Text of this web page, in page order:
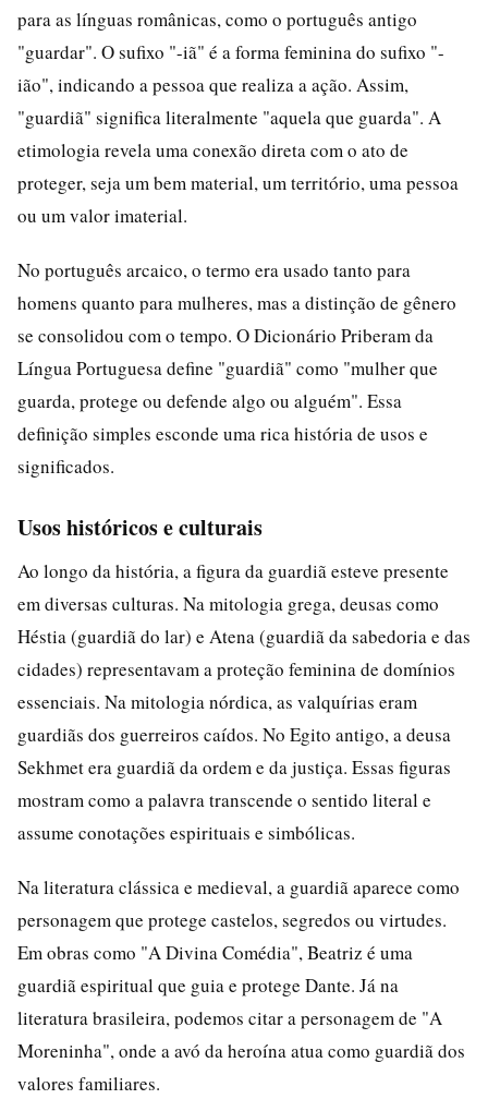
para as línguas românicas, como o português antigo
"guardar". O sufixo "-iã" é a forma feminina do sufixo "-
ião", indicando a pessoa que realiza a ação. Assim,
"guardiã" significa literalmente "aquela que guarda". A
etimologia revela uma conexão direta com o ato de
proteger, seja um bem material, um território, uma pessoa
ou um valor imaterial.
No português arcaico, o termo era usado tanto para
homens quanto para mulheres, mas a distinção de gênero
se consolidou com o tempo. O Dicionário Priberam da
Língua Portuguesa define "guardiã" como "mulher que
guarda, protege ou defende algo ou alguém". Essa
definição simples esconde uma rica história de usos e
significados.
Usos históricos e culturais
Ao longo da história, a figura da guardiã esteve presente
em diversas culturas. Na mitologia grega, deusas como
Héstia (guardiã do lar) e Atena (guardiã da sabedoria e das
cidades) representavam a proteção feminina de domínios
essenciais. Na mitologia nórdica, as valquírias eram
guardiãs dos guerreiros caídos. No Egito antigo, a deusa
Sekhmet era guardiã da ordem e da justiça. Essas figuras
mostram como a palavra transcende o sentido literal e
assume conotações espirituais e simbólicas.
Na literatura clássica e medieval, a guardiã aparece como
personagem que protege castelos, segredos ou virtudes.
Em obras como "A Divina Comédia", Beatriz é uma
guardiã espiritual que guia e protege Dante. Já na
literatura brasileira, podemos citar a personagem de "A
Moreninha", onde a avó da heroína atua como guardiã dos
valores familiares.